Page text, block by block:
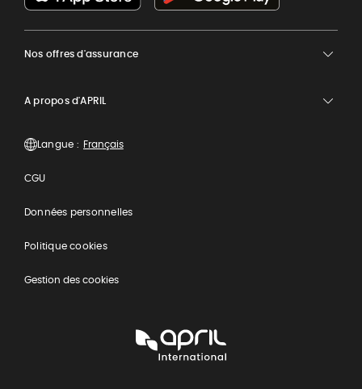
Nos offres d'assurance
A propos d'APRIL
Langue :
CGU
Données personnelles
Politique cookies
Gestion des cookies
International